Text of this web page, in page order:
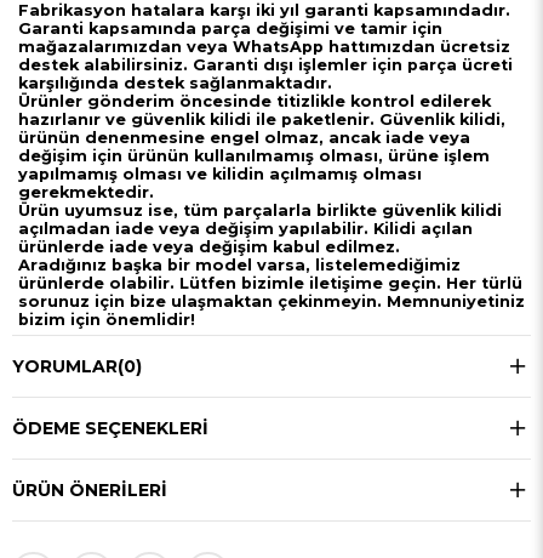
Fabrikasyon hatalara karşı iki yıl garanti kapsamındadır.
Garanti kapsamında parça değişimi ve tamir için
mağazalarımızdan veya WhatsApp hattımızdan ücretsiz
destek alabilirsiniz. Garanti dışı işlemler için parça ücreti
karşılığında destek sağlanmaktadır.
Ürünler gönderim öncesinde titizlikle kontrol edilerek
hazırlanır ve güvenlik kilidi ile paketlenir. Güvenlik kilidi,
ürünün denenmesine engel olmaz, ancak iade veya
değişim için ürünün kullanılmamış olması, ürüne işlem
yapılmamış olması ve kilidin açılmamış olması
gerekmektedir.
Ürün uyumsuz ise, tüm parçalarla birlikte güvenlik kilidi
açılmadan iade veya değişim yapılabilir. Kilidi açılan
ürünlerde iade veya değişim kabul edilmez.
Aradığınız başka bir model varsa, listelemediğimiz
ürünlerde olabilir. Lütfen bizimle iletişime geçin. Her türlü
sorunuz için bize ulaşmaktan çekinmeyin. Memnuniyetiniz
bizim için önemlidir!
YORUMLAR(0)
ÖDEME SEÇENEKLERI
ÜRÜN ÖNERILERI